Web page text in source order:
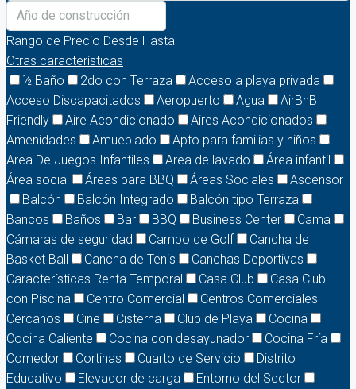
Rango de Precio Desde Hasta
Otras características
½ Baño
2do con Terraza
Acceso a playa privada
Acceso Discapacitados
Aeropuerto Agua
AirBnB
Friendly
Aire Acondicionado
Aires Acondicionados
Amenidades
Amueblado
Apto para familias y niños
Area De Juegos Infantiles
Area de lavado
Área infantil
Área social
Áreas para BBQ Áreas Sociales
Ascensor
Balcón
Balcón Integrado
Balcón tipo Terraza
Bancos
Baños Bar BBQ Business Center
Cama
Cámaras de seguridad
Campo de Golf
Cancha de
Basket Ball
Cancha de Tenis
Canchas Deportivas
Características Renta Temporal
Casa Club
Casa Club
con Piscina
Centro Comercial
Centros Comerciales
Cercanos
Cine Cisterna Club de Playa
Cocina
Cocina Caliente
Cocina con desayunador
Cocina Fría
Comedor
Cortinas Cuarto de Servicio
Distrito
Educativo
Elevador de carga
Entorno del Sector